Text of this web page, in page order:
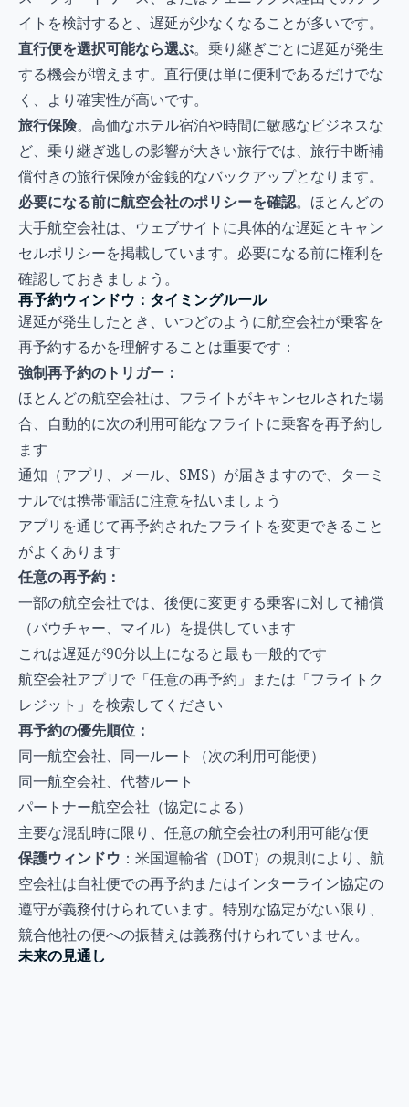
イトを検討すると、遅延が少なくなることが多いです。
直行便を選択可能なら選ぶ。乗り継ぎごとに遅延が発生
する機会が増えます。直行便は単に便利であるだけでな
く、より確実性が高いです。
旅行保険。高価なホテル宿泊や時間に敏感なビジネスな
ど、乗り継ぎ逃しの影響が大きい旅行では、旅行中断補
償付きの旅行保険が金銭的なバックアップとなります。
必要になる前に航空会社のポリシーを確認。ほとんどの
大手航空会社は、ウェブサイトに具体的な遅延とキャン
セルポリシーを掲載しています。必要になる前に権利を
確認しておきましょう。
再予約ウィンドウ：タイミングルール
遅延が発生したとき、いつどのように航空会社が乗客を
再予約するかを理解することは重要です：
強制再予約のトリガー：
ほとんどの航空会社は、フライトがキャンセルされた場
合、自動的に次の利用可能なフライトに乗客を再予約し
ます
通知（アプリ、メール、SMS）が届きますので、ターミ
ナルでは携帯電話に注意を払いましょう
アプリを通じて再予約されたフライトを変更できること
がよくあります
任意の再予約：
一部の航空会社では、後便に変更する乗客に対して補償
（バウチャー、マイル）を提供しています
これは遅延が90分以上になると最も一般的です
航空会社アプリで「任意の再予約」または「フライトク
レジット」を検索してください
再予約の優先順位：
同一航空会社、同一ルート（次の利用可能便）
同一航空会社、代替ルート
パートナー航空会社（協定による）
主要な混乱時に限り、任意の航空会社の利用可能な便
保護ウィンドウ ：米国運輸省（DOT）の規則により、航
空会社は自社便での再予約またはインターライン協定の
遵守が義務付けられています。特別な協定がない限り、
競合他社の便への振替えは義務付けられていません。
未来の見通し